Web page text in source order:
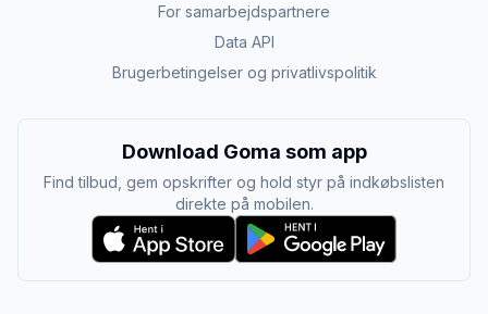
For samarbejdspartnere
Data API
Brugerbetingelser og privatlivspolitik
Download Goma som app
Find tilbud, gem opskrifter og hold styr på indkøbslisten
direkte på mobilen.